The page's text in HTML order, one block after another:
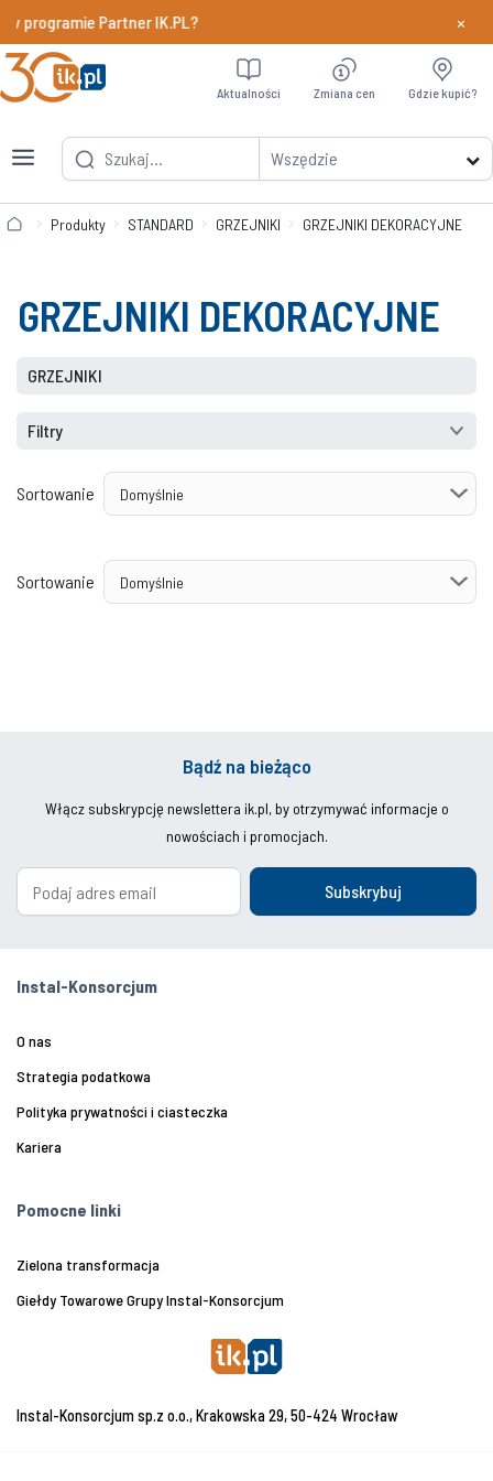
programie Partner IK.PL? Dowiedz
×
Wszędzie
Aktualności Zmiana cen Gdzie kupić?
Produkty STANDARD GRZEJNIKI GRZEJNIKI DEKORACYJNE
GRZEJNIKI DEKORACYJNE
GRZEJNIKI
Filtry
Sortowanie
Sortowanie
Bądź na bieżąco
Włącz subskrypcję newslettera ik.pl, by otrzymywać informacje o
nowościach i promocjach.
Subskrybuj
Instal-Konsorcjum
O nas
Strategia podatkowa
Polityka prywatności i ciasteczka
Kariera
Pomocne linki
Zielona transformacja
Giełdy Towarowe Grupy Instal-Konsorcjum
Instal-Konsorcjum sp.z o.o., Krakowska 29, 50-424 Wrocław